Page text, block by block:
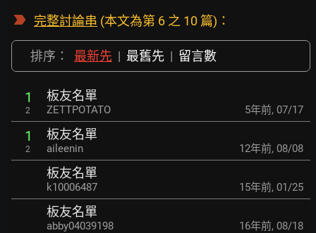
完整討論串 (本文為第 6 之 10 篇)：
排序： 最新先 | 最舊先 | 留言數
1
2
板友名單
ZETTPOTATO 5年前, 07/17
1
2
板友名單
aileenin 12年前, 08/08
板友名單
k10006487 15年前, 01/25
板友名單
abby04039198 16年前, 08/18